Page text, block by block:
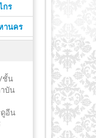
กร
านคร
ชั้น
บัน
อีน